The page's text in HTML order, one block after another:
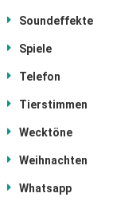
Soundeffekte
Spiele
Telefon
Tierstimmen
Wecktöne
Weihnachten
Whatsapp